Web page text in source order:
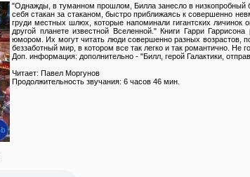
"Однажды, в туманном прошлом, Билла занесло в низкопробный
себя стакан за стаканом, быстро приближаясь к совершенно
груди местных шлюх, которые напоминали гигантских личинок
другой планете известной Вселенной." Книги Гарри
юмором. Их могут читать люди совершенно разных возрастов,
беззаботный мир, в котором все так легко и так романтично. Не
Доп. информация: дополнительно - "Билл, герой Галактики,
Читает: Павел Моргунов
Продолжительность звучания: 6 часов 46 мин.